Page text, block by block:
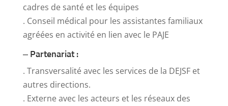
cadres de santé et les équipes
. Conseil médical pour les assistantes familiaux
agréées en activité en lien avec le PAJE
– Partenariat :
. Transversalité avec les services de la DEJSF et
autres directions.
. Externe avec les acteurs et les réseaux des